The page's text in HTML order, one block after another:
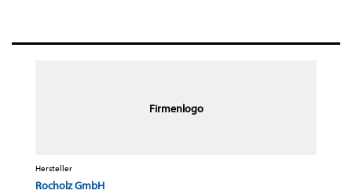
Firmenlogo
Hersteller
Rocholz GmbH